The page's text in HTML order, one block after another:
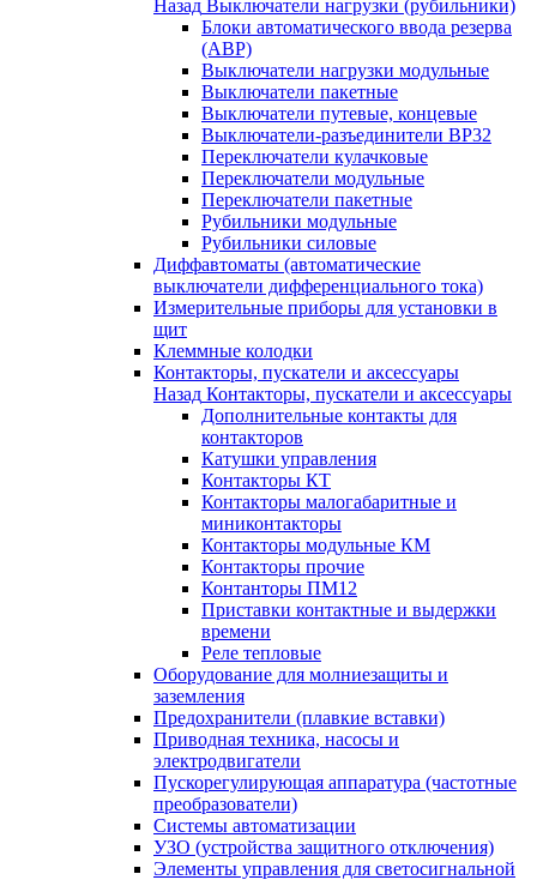
Назад Выключатели нагрузки (рубильники)
Блоки автоматического ввода резерва
(АВР)
Выключатели нагрузки модульные
Выключатели пакетные
Выключатели путевые, концевые
Выключатели-разъединители ВР32
Переключатели кулачковые
Переключатели модульные
Переключатели пакетные
Рубильники модульные
Рубильники силовые
Диффавтоматы (автоматические
выключатели дифференциального тока)
Измерительные приборы для установки в
щит
Клеммные колодки
Контакторы, пускатели и аксессуары
Назад Контакторы, пускатели и аксессуары
Дополнительные контакты для
контакторов
Катушки управления
Контакторы КТ
Контакторы малогабаритные и
миниконтакторы
Контакторы модульные КМ
Контакторы прочие
Контанторы ПМ12
Приставки контактные и выдержки
времени
Реле тепловые
Оборудование для молниезащиты и
заземления
Предохранители (плавкие вставки)
Приводная техника, насосы и
электродвигатели
Пускорегулирующая аппаратура (частотные
преобразователи)
Системы автоматизации
УЗО (устройства защитного отключения)
Элементы управления для светосигнальной